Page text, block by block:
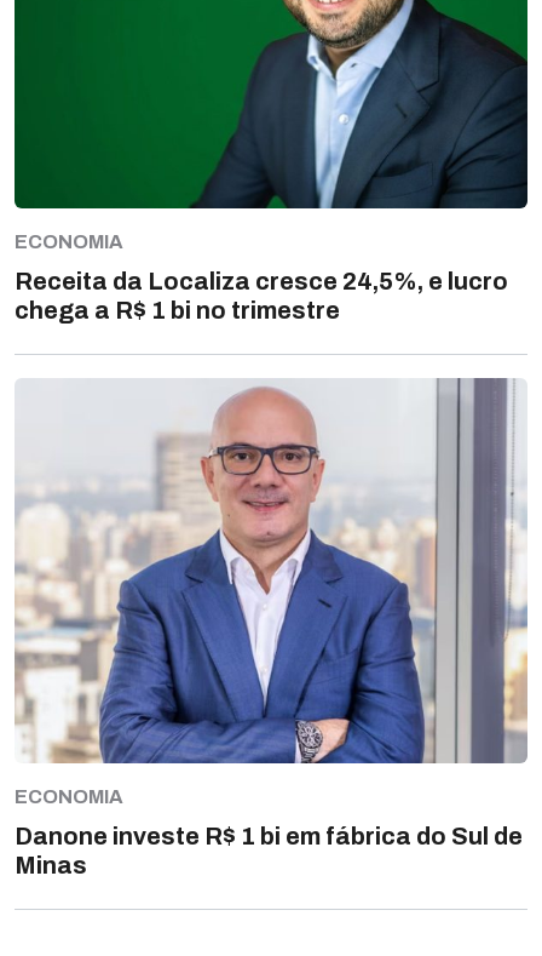
ECONOMIA
Receita da Localiza cresce 24,5%, e lucro
chega a R$ 1 bi no trimestre
ECONOMIA
Danone investe R$ 1 bi em fábrica do Sul de
Minas